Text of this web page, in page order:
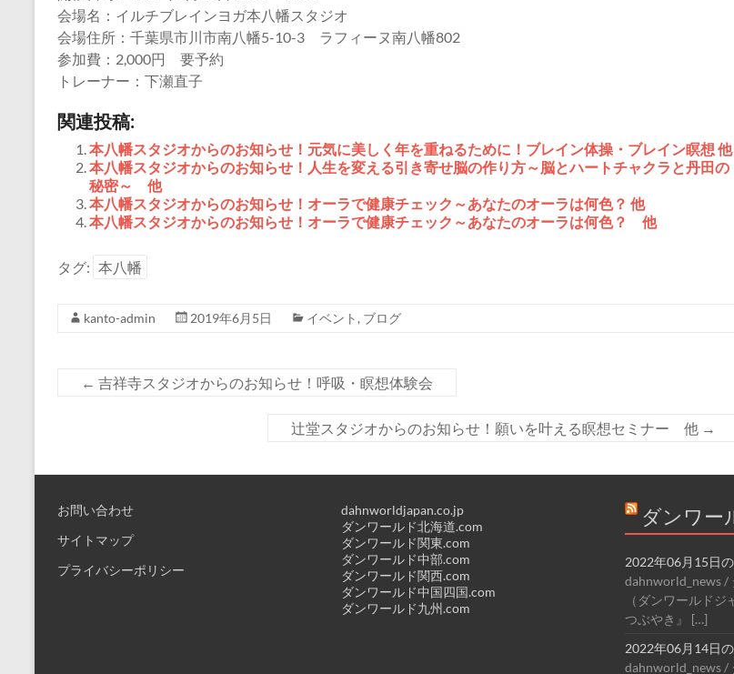
会場名：イルチブレインヨガ本八幡スタジオ
会場住所：千葉県市川市南八幡5-10-3 ラフィーヌ南八幡802
参加費：2,000円 要予約
トレーナー：下瀬直子
関連投稿:
本八幡スタジオからのお知らせ！元気に美しく年を重ねるために！ブレイン体操・ブレイン瞑想 他
本八幡スタジオからのお知らせ！人生を変える引き寄せ脳の作り方～脳とハートチャクラと丹田の
秘密～ 他
本八幡スタジオからのお知らせ！オーラで健康チェック～あなたのオーラは何色？ 他
本八幡スタジオからのお知らせ！オーラで健康チェック～あなたのオーラは何色？ 他
タグ: 本八幡
kanto-admin 2019年6月5日 イベント , ブログ
← 吉祥寺スタジオからのお知らせ！呼吸・瞑想体験会
辻堂スタジオからのお知らせ！願いを叶える瞑想セミナー 他 →
お問い合わせ
サイトマップ
プライバシーポリシー
dahnworldjapan.co.jp
ダンワールド北海道.com
ダンワールド関東.com
ダンワールド中部.com
ダンワールド関西.com
ダンワールド中国四国.com
ダンワールド九州.com
ダンワー
2022年06月15日
dahnworld_news /
（ダンワールド
つぶやき』 […]
2022年06月14日
dahnworld_news /